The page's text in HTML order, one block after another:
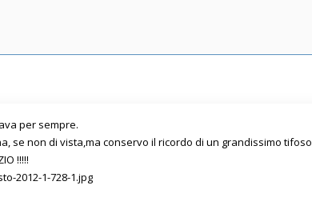
per sempre.
se non di vista,ma conservo il ricordo di un grandissimo
!!!!!
2012-1-728-1.jpg